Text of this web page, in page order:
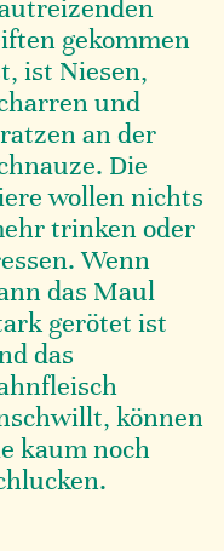
gekommen
ist Niesen,
und
an der
Die
wollen nichts
trinken oder
Wenn
das Maul
gerötet ist
das
können
kaum noch